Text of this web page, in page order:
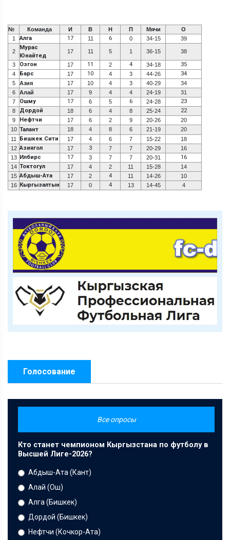
№ Команда И В Н П Мячи
О
1
Алга 17 11 6 0 34-15 39
2
Мурас
Юнайтед
17 11 5 1 36-15 38
3 Озгон 17 11 2 4 34-18 35
4 Барс 17 10 4 3 44-26 34
5 Азия 17 10 4 3 40-29
34
6
Алай 17 9 4 4 24-19
31
7
Ошму 17 6 5 6 24-28 23
8 Дордой 18 6 4 8 25-24 22
9 Нефтчи 17 6 2 9 20-26
20
10 Талант 18 4 8 6 21-19
20
11
Бишкек Сити 17 4 6 7 15-22
18
12 Азиягол 17 3 7 7 20-29
16
13 Илбирс 17 3 7 7 20-31 16
14 Токтогул 17 4 2 11 15-28
14
15 Абдыш-Ата 17 2 4 11 14-26
10
16 Кыргызалтын 17 0 4 13 14-45 4
Голосование
Все опросы
Кто станет чемпионом Кыргызстана по футболу в
Высшей Лиге-2026?
Абдыш-Ата (Кант)
Алай (Ош)
Алга (Бишкек)
Дордой (Бишкек)
Нефтчи (Кочкор-Ата)